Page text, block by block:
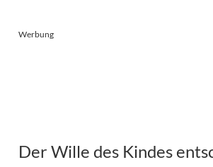
Werbung
Der Wille des Kindes